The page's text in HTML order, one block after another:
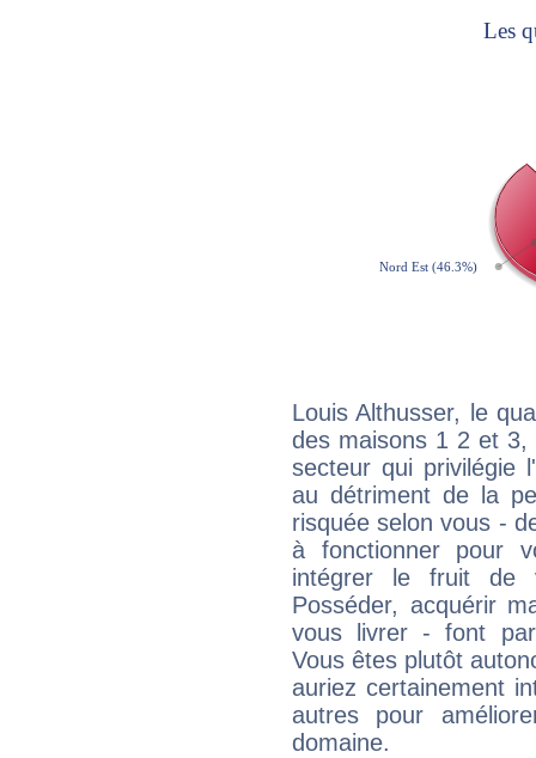
Louis Althusser, le
des maisons 1 2 et
secteur qui privilégie
au détriment de la
risquée selon vous -
à fonctionner pour
intégrer le fruit de
Posséder, acquérir
vous livrer - font
Vous êtes plutôt
auriez certainement
autres pour
domaine.